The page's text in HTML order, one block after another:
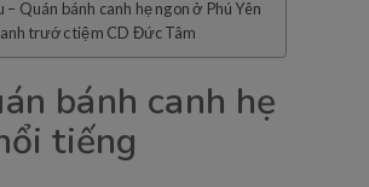
– Quán bánh canh hẹ ngon ở Phú Yên
trước tiệm CD Đức Tâm
bánh canh hẹ
tiếng